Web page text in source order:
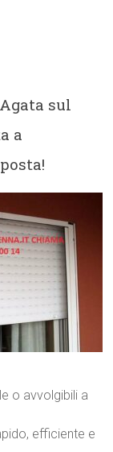
sul
a
o avvolgibili a
efficiente e